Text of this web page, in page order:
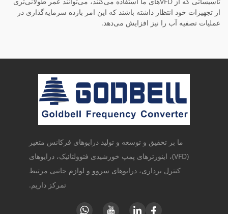
از تجهیزات خود انتظار داشته باشند که این امر بازده سرمایه‌گذاری در
عملیات تصفیه آب را نیز افزایش می‌دهد.
ما بر تحقیق و توسعه و تولید درایوهای فرکانس متغیر
(VFD)، اینورترهای پمپ خورشیدی فتوولتائیک، درایوهای
کنترل برداری، درایوهای سروو و لوازم جانبی مرتبط
تمرکز داریم.